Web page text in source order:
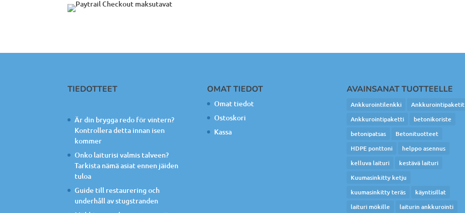
TIEDOTTEET
Är din brygga redo för vintern?
Kontrollera detta innan isen
kommer
Onko laiturisi valmis talveen?
Tarkista nämä asiat ennen jäiden
tuloa
Guide till restaurering och
underhåll av stugstranden
OMAT TIEDOT
Omat tiedot
Ostoskori
Kassa
AVAINSANAT TUOTTEELLE
Ankkurointilenkki
Ankkurointipaketit
Ankkurointipaketti
betonikoriste
betonipatsas
Betonituotteet
HDPE ponttoni
helppo asennus
kelluva laituri
kestävä laituri
Kuumasinkitty ketju
kuumasinkitty teräs
käyntisillat
laituri mökille
laiturin ankkurointi